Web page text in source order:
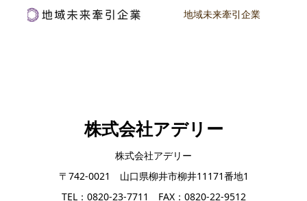
地域未来牽引企業
株式会社アデリー
株式会社アデリー
〒742-0021 山口県柳井市柳井11171番地1
TEL：0820-23-7711 FAX：0820-22-9512